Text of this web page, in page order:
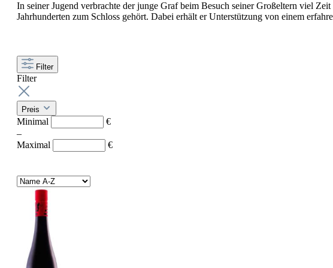
In seiner Jugend verbrachte der junge Graf beim Besuch seiner Großeltern viel
Jahrhunderten zum Schloss gehört. Dabei erhält er Unterstützung von einem
Filter
Filter
Preis
Minimal
€
–
Maximal
€